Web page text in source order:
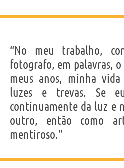
“No meu trabalho,
fotografo, em palavras,
meus anos, minha
luzes e trevas. Se
continuamente da luz e
outro, então como
mentiroso.”